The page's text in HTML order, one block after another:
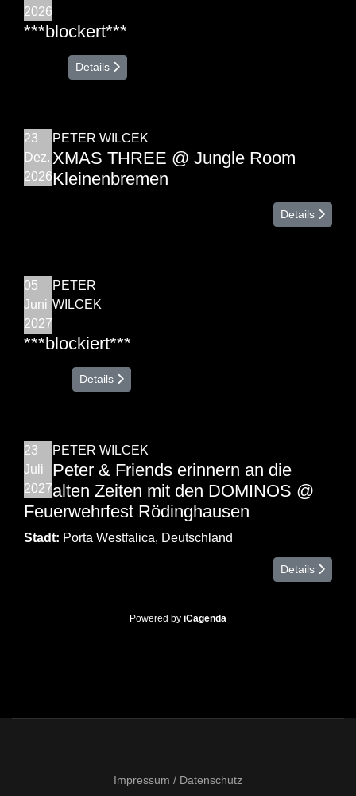
2026
***blockert***
Details
23
Dez.
2026
PETER WILCEK
XMAS THREE @ Jungle Room
Kleinenbremen
Details
05
Juni
2027
PETER
WILCEK
***blockiert***
Details
23
Juli
2027
PETER WILCEK
Peter & Friends erinnern an die
alten Zeiten mit den DOMINOS @
Feuerwehrfest Rödinghausen
Stadt: Porta Westfalica, Deutschland
Details
Powered by iCagenda
Impressum / Datenschutz